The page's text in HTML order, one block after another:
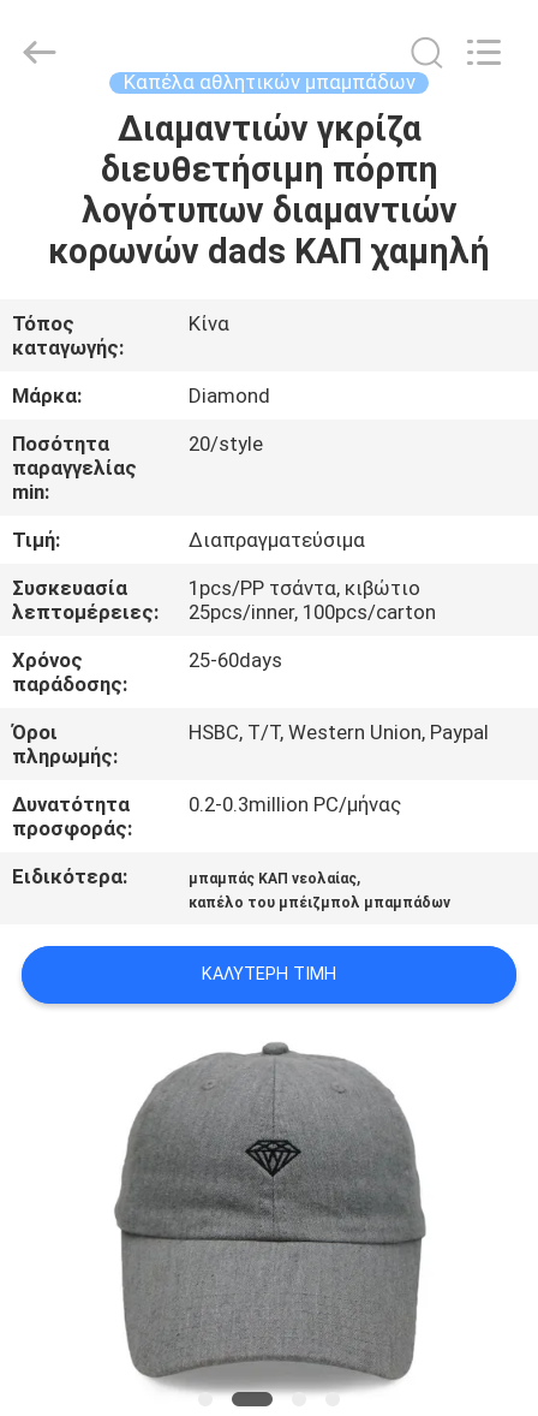
ΠΡΟΪΌΝΤΑ
ΠΕΡΊΠΟΥ
ΕΜΕΊΣ
ΓΎΡΟΣ
ΕΡΓΟΣΤΑΣΊΩΝ
ΈΛΕΓΧΟΣ
ΕΛΆΤΕ
ΣΕ
ΕΠΑΦΉ
ΜΕ
ΕΙΔΉΣΕΙΣ
ΠΕΡΙΠΤΏΣΕΙΣ
PRIVACY
Manufacturing
Καπέλα αθλητικών μπαμπάδων
Διαμαντιών γκρίζα
διευθετήσιμη πόρπη
λογότυπων διαμαντιών
κορωνών dads ΚΑΠ χαμηλή
Τόπος
καταγωγής:
Κίνα
Μάρκα:
Diamond
Ποσότητα
παραγγελίας
min:
20/style
Τιμή:
Διαπραγματεύσιμα
Συσκευασία
λεπτομέρειες:
1pcs/PP τσάντα, κιβώτιο
25pcs/inner, 100pcs/carton
Χρόνος
παράδοσης:
25-60days
Όροι
πληρωμής:
HSBC, T/T, Western Union, Paypal
Δυνατότητα
προσφοράς:
0.2-0.3million PC/μήνας
Ειδικότερα: μπαμπάς ΚΑΠ νεολαίας,
καπέλο του μπέιζμπολ μπαμπάδων
ΚΑΛΎΤΕΡΗ ΤΙΜΉ